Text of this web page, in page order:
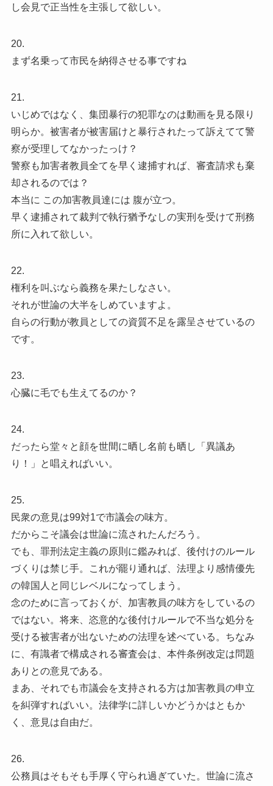
し会見で正当性を主張して欲しい。
20.
まず名乗って市民を納得させる事ですね
21.
いじめではなく、集団暴行の犯罪なのは動画を見る限り
明らか。被害者が被害届けと暴行されたって訴えてて警
察が受理してなかったっけ？
警察も加害者教員全てを早く逮捕すれば、審査請求も棄
却されるのでは？
本当に この加害教員達には 腹が立つ。
早く逮捕されて裁判で執行猶予なしの実刑を受けて刑務
所に入れて欲しい。
22.
権利を叫ぶなら義務を果たしなさい。
それが世論の大半をしめていますよ。
自らの行動が教員としての資質不足を露呈させているの
です。
23.
心臓に毛でも生えてるのか？
24.
だったら堂々と顔を世間に晒し名前も晒し「異議あ
り！」と唱えればいい。
25.
民衆の意見は99対1で市議会の味方。
だからこそ議会は世論に流されたんだろう。
でも、罪刑法定主義の原則に鑑みれば、後付けのルール
づくりは禁じ手。これが罷り通れば、法理より感情優先
の韓国人と同じレベルになってしまう。
念のために言っておくが、加害教員の味方をしているの
ではない。将来、恣意的な後付けルールで不当な処分を
受ける被害者が出ないための法理を述べている。ちなみ
に、有識者で構成される審査会は、本件条例改定は問題
ありとの意見である。
まあ、それでも市議会を支持される方は加害教員の申立
を糾弾すればいい。法律学に詳しいかどうかはともか
く、意見は自由だ。
26.
公務員はそもそも手厚く守られ過ぎていた。世論に流さ